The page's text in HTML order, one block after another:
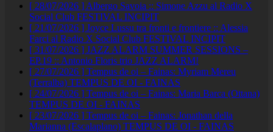
[ 28/07/2026 ] Albergo Savoia :: Simone Azzu al Radio X
Social Club FESTIVAL INCIPIT
[ 21/07/2026 ] Joyce Lussu tra fronti e frontiere :: Alessia
Farci al Radio X Social Club FESTIVAL INCIPIT
[ 31/07/2026 ] JAZZ ALARM SUMMER SESSIONS –
EP.19 :: Antonio Floris trio JAZZ ALARM!
[ 27/07/2026 ] Tempus de oi – Fainas: Myriam Mereu
(Terralba) TEMPUS DE OI - FAINAS
[ 24/07/2026 ] Tempus de oi – Fainas: Maria Barca (Ottana)
TEMPUS DE OI - FAINAS
[ 23/07/2026 ] Tempus de oi – Fainas: Jonathan della
Marianna (Escalaplano) TEMPUS DE OI - FAINAS